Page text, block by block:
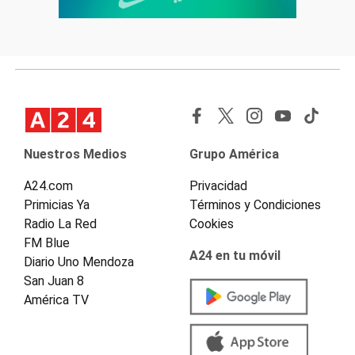
Nuestros Medios
A24.com
Primicias Ya
Radio La Red
FM Blue
Diario Uno Mendoza
San Juan 8
América TV
Grupo América
Privacidad
Términos y Condiciones
Cookies
A24 en tu móvil